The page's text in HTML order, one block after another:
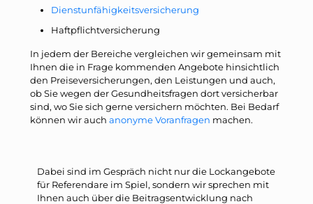
Dienstunfähigkeitsversicherung
Haftpflichtversicherung
In jedem der Bereiche vergleichen wir gemeinsam mit
Ihnen die in Frage kommenden Angebote hinsichtlich
den Preiseversicherungen, den Leistungen und auch,
ob Sie wegen der Gesundheitsfragen dort versicherbar
sind, wo Sie sich gerne versichern möchten. Bei Bedarf
können wir auch anonyme Voranfragen machen.
Dabei sind im Gespräch nicht nur die Lockangebote
für Referendare im Spiel, sondern wir sprechen mit
Ihnen auch über die Beitragsentwicklung nach